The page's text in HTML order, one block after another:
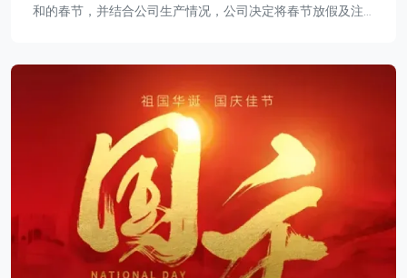
和的春节，并结合公司生产情况，公司决定将春节放假及注